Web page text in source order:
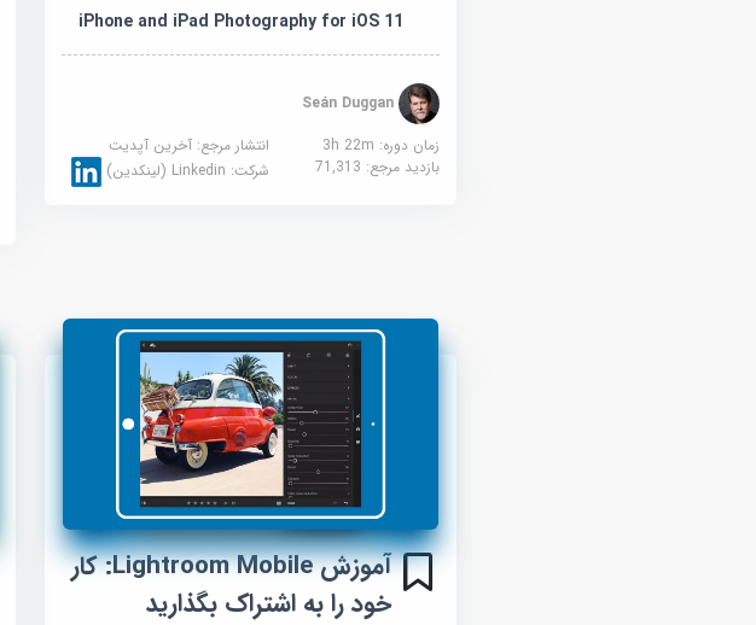
iPhone and iPad Photography for iOS 11
زمان دوره: 3h 22m
انتشار مرجع: آخرین آپدیت
بازدید مرجع: 71,313 شرکت: Linkedin (لینکدین)
آموزش Lightroom Mobile: کار
خود را به اشتراک بگذارید